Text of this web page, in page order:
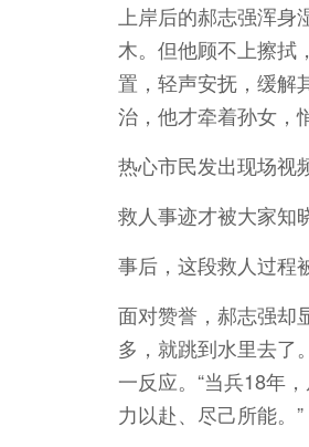
上岸后的郝志强浑
木。但他顾不上擦拭
置，轻声安抚，缓解
治，他才牵着孙女，
热心市民发出现场视
救人事迹才被大家知
事后，这段救人过程
面对赞誉，郝志强却
多，就跳到水里去了
一反应。“当兵18年
力以赴、尽己所能。”